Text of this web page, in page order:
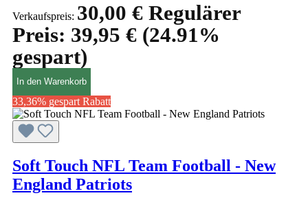
Verkaufspreis: 30,00 € Regulärer
Preis: 39,95 € (24.91%
gespart)
In den Warenkorb
33,36% gespart Rabatt
Soft Touch NFL Team Football - New
England Patriots